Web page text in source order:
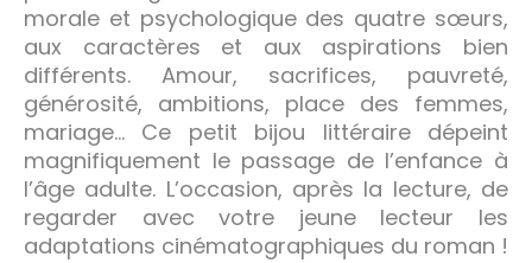
morale et psychologique des quatre sœurs,
aux caractères et aux aspirations bien
différents. Amour, sacrifices, pauvreté,
générosité, ambitions, place des femmes,
mariage… Ce petit bijou littéraire dépeint
magnifiquement le passage de l’enfance à
l’âge adulte. L’occasion, après la lecture, de
regarder avec votre jeune lecteur les
adaptations cinématographiques du roman !